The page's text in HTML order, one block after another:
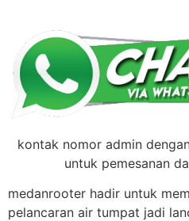
kontak nomor admin
untuk pemesanan
medanrooter hadir untuk
pelancaran air tumpat jadi